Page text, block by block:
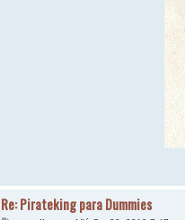
Re: Pirateking para Dummies